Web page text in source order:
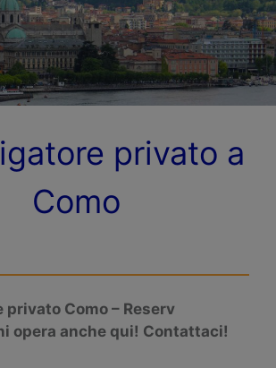
privato a
Como
Como – Reserv
opera anche qui! Contattaci!